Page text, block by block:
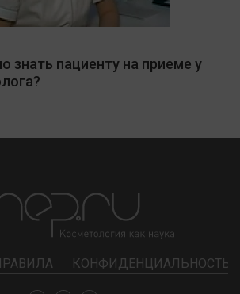
знать пациенту на приеме у
КОНФИДЕНЦИАЛЬНОСТЬ